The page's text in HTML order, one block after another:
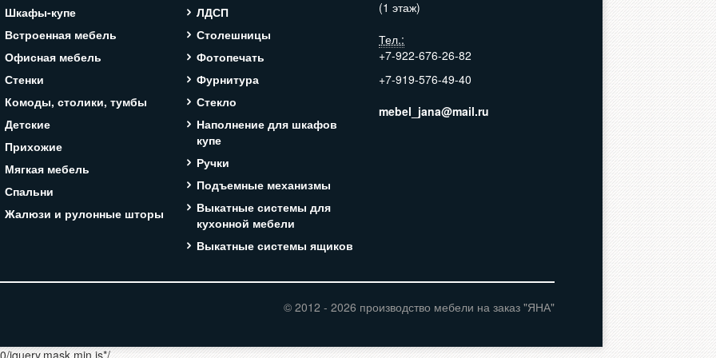
Стенки
Шкафы-купе
Встроенная мебель
Офисная мебель
Стенки
Комоды, столики, тумбы
Детские
Прихожие
Мягкая мебель
Спальни
Жалюзи и рулонные шторы
ЛДСП
Столешницы
Фотопечать
Фурнитура
Стекло
Наполнение для шкафов
купе
Ручки
Подъемные механизмы
Выкатные системы для
кухонной мебели
Выкатные системы ящиков
(1 этаж)
Тел.:
+7-922-676-26-82
+7-919-576-49-40
mebel_jana@mail.ru
© 2012 - 2026 производство мебели на заказ "ЯНА"
jquery.mask.min.js*/